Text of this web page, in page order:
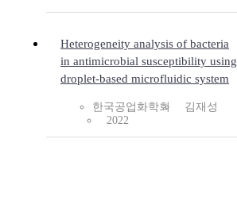
Heterogeneity analysis of bacteria
in antimicrobial susceptibility using
droplet-based microfluidic system
한국공업화학회
김재성
2022